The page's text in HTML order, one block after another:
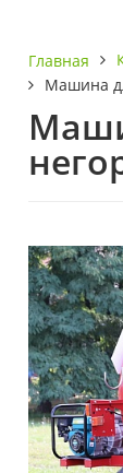
Главная
Машина